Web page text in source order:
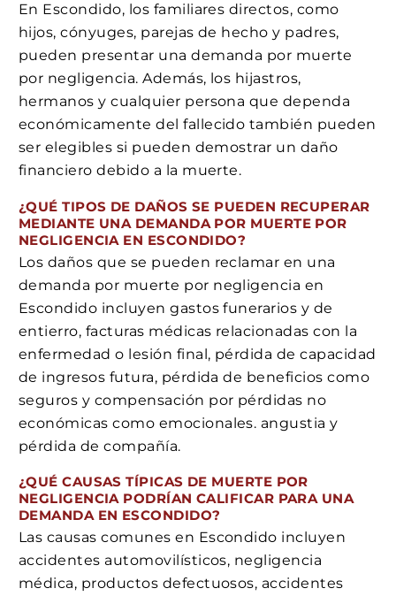
En Escondido, los familiares directos, como
hijos, cónyuges, parejas de hecho y padres,
pueden presentar una demanda por muerte
por negligencia. Además, los hijastros,
hermanos y cualquier persona que dependa
económicamente del fallecido también pueden
ser elegibles si pueden demostrar un daño
financiero debido a la muerte.
¿QUÉ TIPOS DE DAÑOS SE PUEDEN RECUPERAR
MEDIANTE UNA DEMANDA POR MUERTE POR
NEGLIGENCIA EN ESCONDIDO?
Los daños que se pueden reclamar en una
demanda por muerte por negligencia en
Escondido incluyen gastos funerarios y de
entierro, facturas médicas relacionadas con la
enfermedad o lesión final, pérdida de capacidad
de ingresos futura, pérdida de beneficios como
seguros y compensación por pérdidas no
económicas como emocionales. angustia y
pérdida de compañía.
¿QUÉ CAUSAS TÍPICAS DE MUERTE POR
NEGLIGENCIA PODRÍAN CALIFICAR PARA UNA
DEMANDA EN ESCONDIDO?
Las causas comunes en Escondido incluyen
accidentes automovilísticos, negligencia
médica, productos defectuosos, accidentes